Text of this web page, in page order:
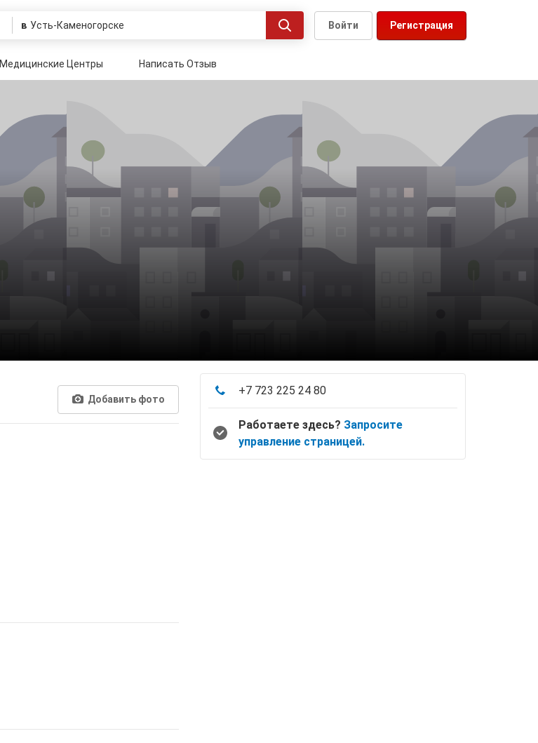
в Регистрация
Войти
Медицинские Центры Написать Отзыв
Добавить фото
+7 723 225 24 80
Работаете здесь? Запросите
управление страницей.